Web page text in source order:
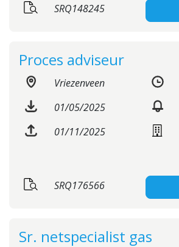
SRQ148245
Proces adviseur
Vriezenveen
01/05/2025
01/11/2025
SRQ176566
Sr. netspecialist gas